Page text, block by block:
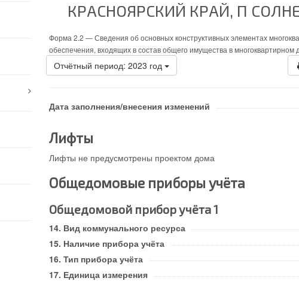
КРАСНОЯРСКИЙ КРАЙ, П
Форма 2.2 —Сведения об основных конструктивных элементах
обеспечения, входящих в состав общего имущества в многоквартирном
Отчётный период: 2023 год
Дата заполнения/внесения изменений
Лифты
Лифты не предусмотрены проектом дома
Общедомовые приборы учёта
Общедомовой прибор учёта 1
Вид коммунального ресурса
Наличие прибора учёта
Тип прибора учёта
Единица измерения